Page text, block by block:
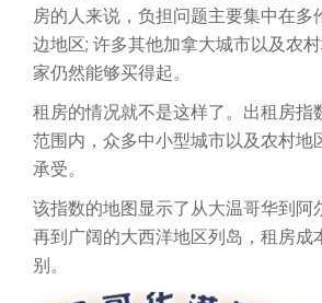
房的人来说，负担问题主要集中在多
边地区; 许多其他加拿大城市以及农
家仍然能够买得起。
租房的情况就不是这样了。出租房指
范围内，众多中小型城市以及农村地
承受。
该指数的地图显示了从大温哥华到阿
再到广阔的大西洋地区列岛，租房成
别。